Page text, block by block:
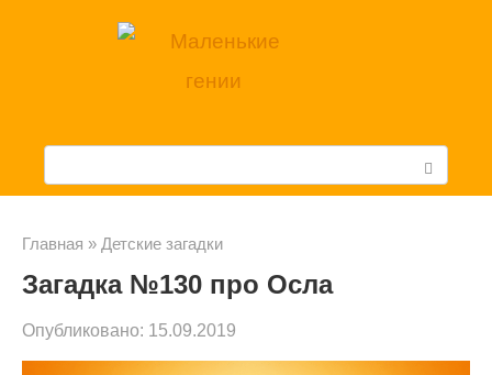
с
:
Главная » Детские загадки
Загадка №130 про Осла
Опубликовано: 15.09.2019